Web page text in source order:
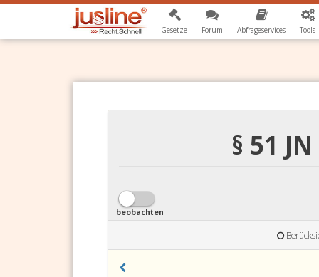
Gesetze Forum Abfrageservices Tools
§ 51
beobachten